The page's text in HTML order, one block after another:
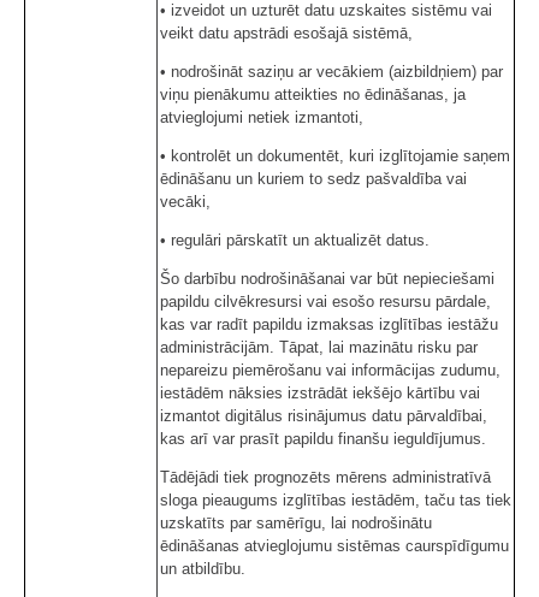
• izveidot un uzturēt datu uzskaites sistēmu vai
veikt datu apstrādi esošajā sistēmā,
• nodrošināt saziņu ar vecākiem (aizbildņiem) par
viņu pienākumu atteikties no ēdināšanas, ja
atvieglojumi netiek izmantoti,
• kontrolēt un dokumentēt, kuri izglītojamie saņem
ēdināšanu un kuriem to sedz pašvaldība vai
vecāki,
• regulāri pārskatīt un aktualizēt datus.
Šo darbību nodrošināšanai var būt nepieciešami
papildu cilvēkresursi vai esošo resursu pārdale,
kas var radīt papildu izmaksas izglītības iestāžu
administrācijām. Tāpat, lai mazinātu risku par
nepareizu piemērošanu vai informācijas zudumu,
iestādēm nāksies izstrādāt iekšējo kārtību vai
izmantot digitālus risinājumus datu pārvaldībai,
kas arī var prasīt papildu finanšu ieguldījumus.
Tādējādi tiek prognozēts mērens administratīvā
sloga pieaugums izglītības iestādēm, taču tas tiek
uzskatīts par samērīgu, lai nodrošinātu
ēdināšanas atvieglojumu sistēmas caurspīdīgumu
un atbildību.